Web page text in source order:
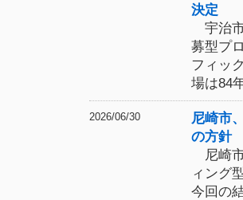
決定
宇治
募型プ
フィッ
場は84
2026/06/30
尼崎市
の方針
尼崎
ィング
今回の